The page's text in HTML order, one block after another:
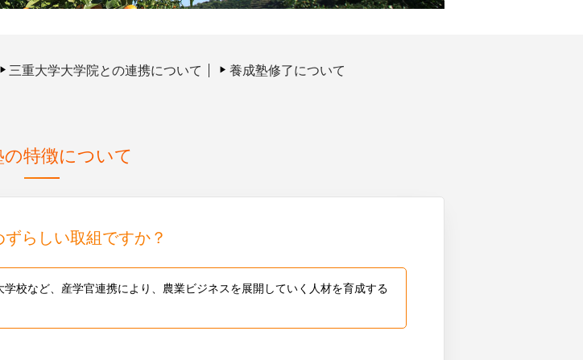
三重大学大学院との連携について 養成塾修了について
の特徴について
らしい取組ですか？
校など、産学官連携により、農業ビジネスを展開していく人材を育成する